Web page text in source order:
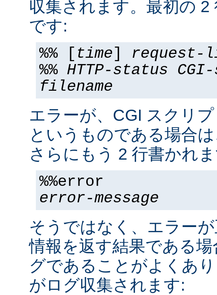
収集されます。最初の 2
です:
%% [ time] request-
%% HTTP-status
filename
エラーが、CGI スクリ
というものである場合
さらにもう 2 行書かれ
%%error
error-message
そうではなく、エラー
情報を返す結果である
グであることがよくあ
がログ収集されます: